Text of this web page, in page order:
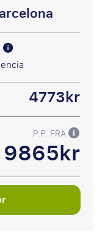
4773kr
P.P. FRA
9865kr